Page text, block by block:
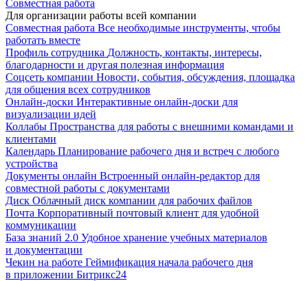
Совместная работа
Для организации работы всей компании
Совместная работа Все необходимые инструменты, чтобы
работать вместе
Профиль сотрудника Должность, контакты, интересы,
благодарности и другая полезная информация
Соцсеть компании Новости, события, обсуждения, площадка
для общения всех сотрудников
Онлайн-доски Интерактивные онлайн-доски для
визуализации идей
Коллабы Пространства для работы с внешними командами и
клиентами
Календарь Планирование рабочего дня и встреч с любого
устройства
Документы онлайн Встроенный онлайн-редактор для
совместной работы с документами
Диск Облачный диск компании для рабочих файлов
Почта Корпоративный почтовый клиент для удобной
коммуникации
База знаний 2.0 Удобное хранение учебных материалов
и документации
Чекин на работе Геймификация начала рабочего дня
в приложении Битрикс24